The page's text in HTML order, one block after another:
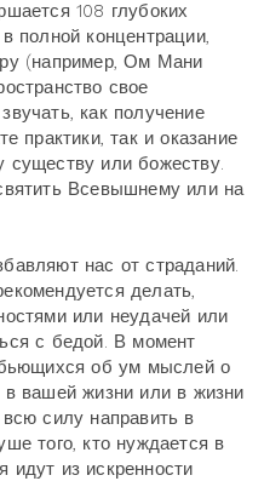
108 глубоких
полной концентрации,
(например, Ом Мани
свое
как получение
практики, так и оказание
существу или божеству.
Всевышнему или на
нас от страданий.
делать,
или неудачей или
с бедой. В момент
бьющихся об ум мыслей о
в вашей жизни или в жизни
силу направить в
того, кто нуждается в
идут из искренности